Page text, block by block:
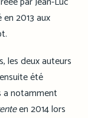
2013 aux
les deux auteurs
été
a notamment
en 2014 lors